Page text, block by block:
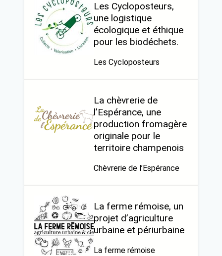
Les Cycloposteurs,
une logistique
écologique et éthique
pour les biodéchets.
Les Cycloposteurs
La chèvrerie de
l’Espérance, une
production fromagère
originale pour le
territoire champenois
Chèvrerie de l’Espérance
La ferme rémoise, un
projet d’agriculture
urbaine et périurbaine
La ferme rémoise